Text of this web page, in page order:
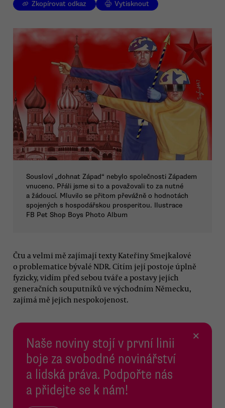
Zkopírovat odkaz Vytisknout
Sousloví „dohnat Západ“ nebylo společnosti Západem
vnuceno. Přáli jsme si to a považovali to za nutné
a žádoucí. Mluvilo se přitom převážně o hodnotách
spojených s hospodářskou prosperitou. Ilustrace
FB Pet Shop Boys Photo Album
Čtu a velmi mě zajímají texty Kateřiny Smejkalové
o problematice bývalé NDR. Cítím její postoje úplně
fyzicky, vidím před sebou tváře a postavy jejích
generačních souputníků ve východním Německu,
zajímá mě jejich nespokojenost.
Naše noviny stojí v první linii
boje za svobodné novinářství
a lidská práva. Podpořte nás
a přidejte se k nám!
×